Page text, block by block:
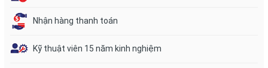
Nhận hàng thanh toán
Kỹ thuật viên 15 năm kinh nghiệm